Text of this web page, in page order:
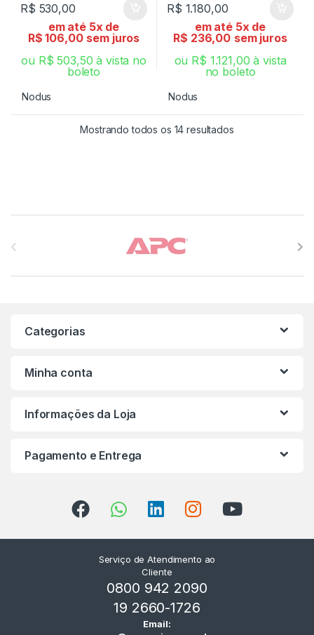
R$ 530,00
em até 5x de
R$ 106,00 sem juros
ou R$ 503,50 à vista no
boleto
Nodus
R$ 1.180,00
em até 5x de
R$ 236,00 sem juros
ou R$ 1.121,00 à vista
no boleto
Nodus
Mostrando todos os 14 resultados
Categorias
Minha conta
Informações da Loja
Pagamento e Entrega
Serviço de Atendimento ao
Cliente
0800 942 2090
19 2660-1726
Email: